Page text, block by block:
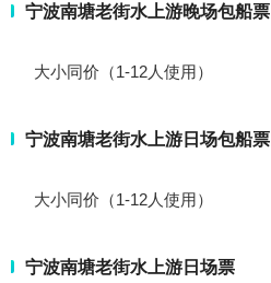
宁波南塘老街水上游晚场包船票
大小同价（1-12人使用）
宁波南塘老街水上游日场包船票
大小同价（1-12人使用）
宁波南塘老街水上游日场票